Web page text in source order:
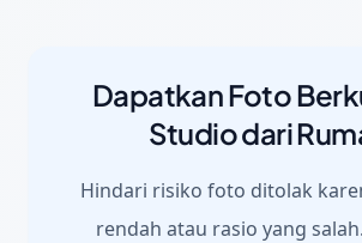
Dapatkan Foto
Studio dari
Hindari risiko foto ditolak
rendah atau rasio yang